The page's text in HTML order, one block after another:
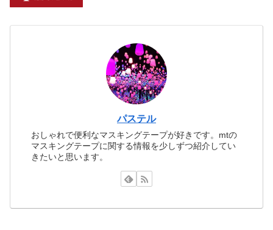
パステル
おしゃれで便利なマスキングテープが好きです。mtの
マスキングテープに関する情報を少しずつ紹介してい
きたいと思います。